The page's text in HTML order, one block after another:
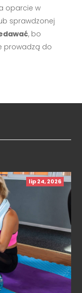
oparcie w
sprawdzonej
, bo
prowadzą do
lip 24, 2026